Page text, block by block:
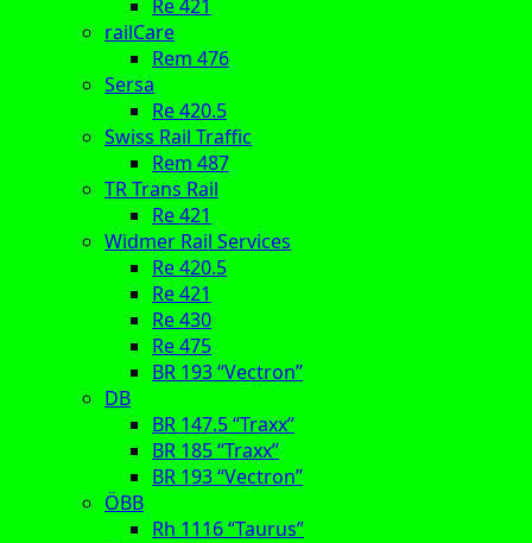
Re 421
railCare
Rem 476
Sersa
Re 420.5
Swiss Rail Traffic
Rem 487
TR Trans Rail
Re 421
Widmer Rail Services
Re 420.5
Re 421
Re 430
Re 475
BR 193 “Vectron”
DB
BR 147.5 “Traxx”
BR 185 “Traxx”
BR 193 “Vectron”
ÖBB
Rh 1116 “Taurus”